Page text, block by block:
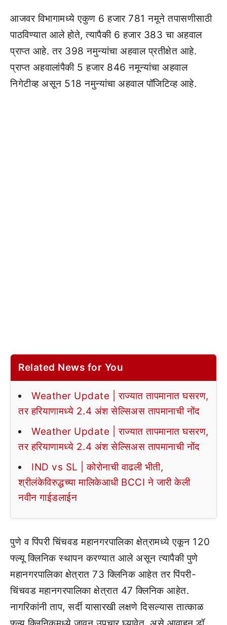
आजवर विभागामध्ये एकुण 6 हजार 781 नमूने तपासणीसाठी
पाठविण्यात आले होते, त्यापैकी 6 हजार 383 चा अहवाल
प्राप्त आहे. तर 398 नमुन्यांचा अहवाल प्रतीक्षेत आहे.
प्राप्त अहवालांपैकी 5 हजार 846 नमून्यांचा अहवाल
निगेटीव्ह असून 518 नमुन्यांचा अहवाल पॉजिटिव्ह आहे.
Related News for You
Weather Update | राज्यात तापमानात घसरण,
तर हरियाणामध्ये 2.4 अंश सेल्सिअस तापमानाची नोंद
Weather Update | राज्यात तापमानात घसरण,
तर हरियाणामध्ये 2.4 अंश सेल्सिअस तापमानाची नोंद
IND vs SL | कोरोनाची वाढली भीती,
श्रीलंकेविरुद्धच्या मालिकेआधी BCCI ने जारी केली
नवीन गाईडलाईन
पुणे व पिंपरी चिंचवड महानगरपालिका क्षेत्रामध्ये एकून 120
फ्ल्यू क्लिनिक स्थापन करण्यात आले असून त्यापैकी पुणे
महानगरपालिका क्षेत्रात 73 क्लिनिक आहेत तर पिंपरी-
चिंचवड महानगरपालिका क्षेत्रात 47 क्लिनिक आहेत.
नागरिकांनी ताप, सर्दी यासारखी लक्षणे दिसल्यास तात्काळ